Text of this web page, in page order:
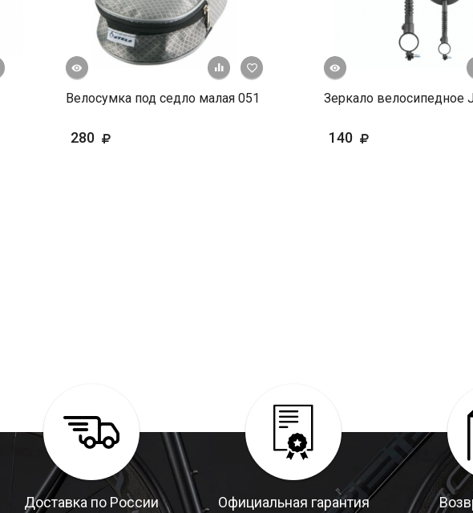
К сравнению
В избранное + К сравнению
В избранное
Велосумка под седло малая 051
280
Быстрый просмотр
Зеркало велосипедное
140
Доставка по России
Официальная гарантия